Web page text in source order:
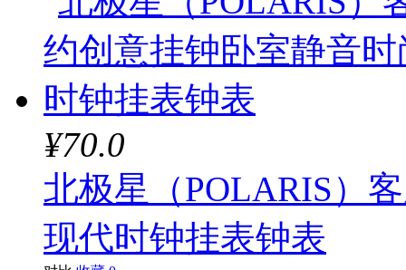
¥70.0
北极星（POLARIS）
现代时钟挂表钟表